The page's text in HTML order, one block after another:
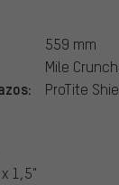
559 mm
Mile
ProTite
1,5"